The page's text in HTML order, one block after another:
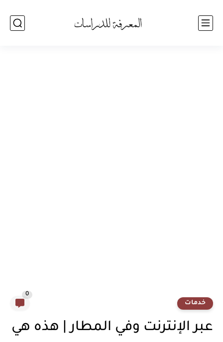
خدمات
0
عبر الإنترنت وفي المطار | هذه هي